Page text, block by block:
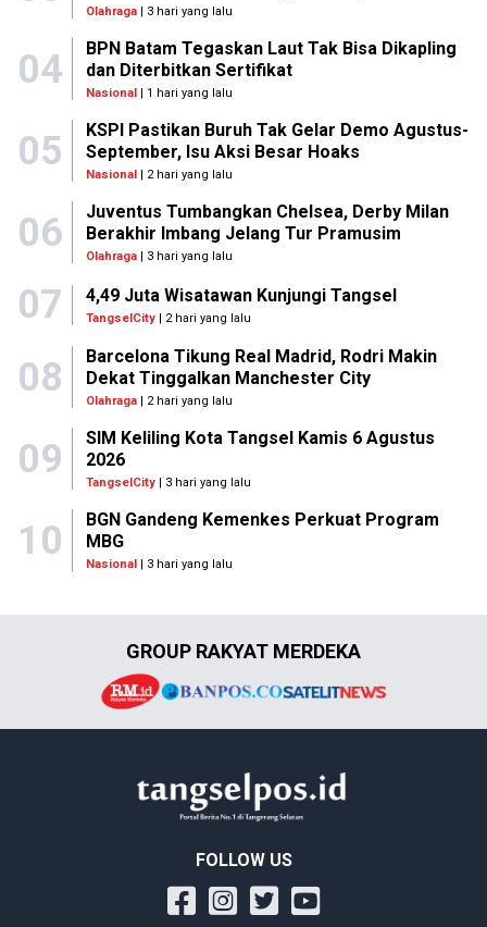
Olahraga| 3 hari yang lalu
04
BPN Batam Tegaskan Laut Tak Bisa Dikapling
dan Diterbitkan Sertifikat
Nasional| 1 hari yang lalu
05
KSPI Pastikan Buruh Tak Gelar Demo Agustus-
September, Isu Aksi Besar Hoaks
Nasional| 2 hari yang lalu
06
Juventus Tumbangkan Chelsea, Derby Milan
Berakhir Imbang Jelang Tur Pramusim
Olahraga| 3 hari yang lalu
07 4,49 Juta Wisatawan Kunjungi Tangsel
TangselCity | 2 hari yang lalu
08
Barcelona Tikung Real Madrid, Rodri Makin
Dekat Tinggalkan Manchester City
Olahraga| 2 hari yang lalu
09
SIM Keliling Kota Tangsel Kamis 6 Agustus
2026
TangselCity| 3 hari yang lalu
10
BGN Gandeng Kemenkes Perkuat Program
MBG
Nasional| 3 hari yang lalu
GROUP RAKYAT MERDEKA
FOLLOW US